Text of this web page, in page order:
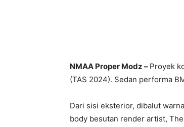
NMAA Proper Modz – Proyek
(TAS 2024). Sedan performa
Dari sisi eksterior, dibalut
body besutan render artist, The